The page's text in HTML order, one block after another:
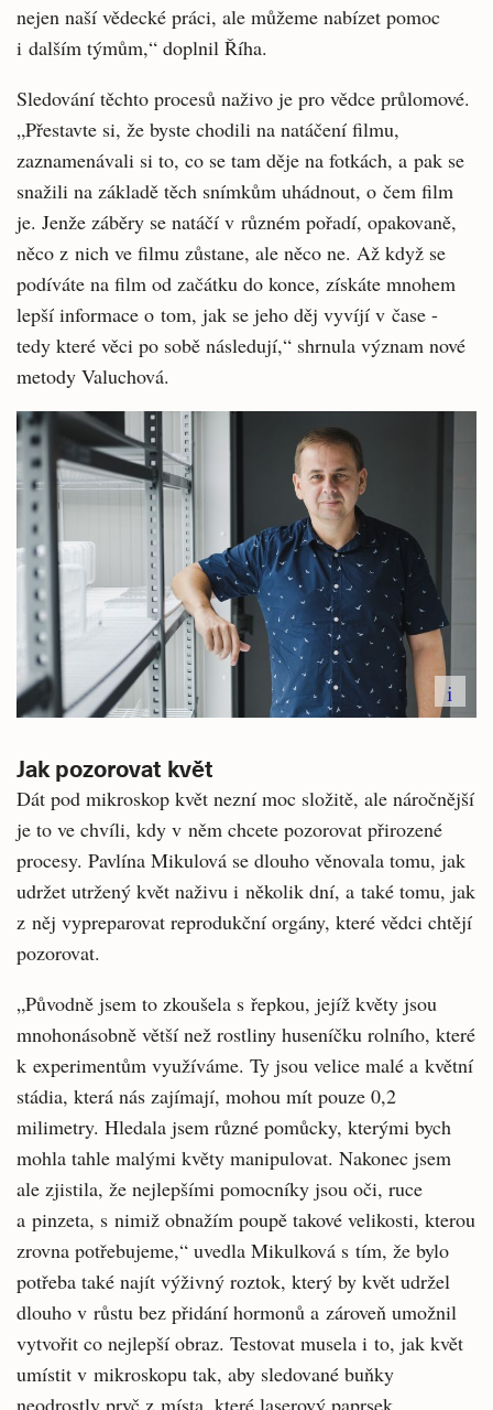
nejen naší vědecké práci, ale můžeme nabízet pomoc
i dalším týmům,“ doplnil Říha.
Sledování těchto procesů naživo je pro vědce průlomové.
„Přestavte si, že byste chodili na natáčení filmu,
zaznamenávali si to, co se tam děje na fotkách, a pak se
snažili na základě těch snímkům uhádnout, o čem film
je. Jenže záběry se natáčí v různém pořadí, opakovaně,
něco z nich ve filmu zůstane, ale něco ne. Až když se
podíváte na film od začátku do konce, získáte mnohem
lepší informace o tom, jak se jeho děj vyvíjí v čase -
tedy které věci po sobě následují,“ shrnula význam nové
metody Valuchová.
i
Jak pozorovat květ
Dát pod mikroskop květ nezní moc složitě, ale náročnější
je to ve chvíli, kdy v něm chcete pozorovat přirozené
procesy. Pavlína Mikulová se dlouho věnovala tomu, jak
udržet utržený květ naživu i několik dní, a také tomu, jak
z něj vypreparovat reprodukční orgány, které vědci chtějí
pozorovat.
„Původně jsem to zkoušela s řepkou, jejíž květy jsou
mnohonásobně větší než rostliny huseníčku rolního, které
k experimentům využíváme. Ty jsou velice malé a květní
stádia, která nás zajímají, mohou mít pouze 0,2
milimetry. Hledala jsem různé pomůcky, kterými bych
mohla tahle malými květy manipulovat. Nakonec jsem
ale zjistila, že nejlepšími pomocníky jsou oči, ruce
a pinzeta, s nimiž obnažím poupě takové velikosti, kterou
zrovna potřebujeme,“ uvedla Mikulková s tím, že bylo
potřeba také najít výživný roztok, který by květ udržel
dlouho v růstu bez přidání hormonů a zároveň umožnil
vytvořit co nejlepší obraz. Testovat musela i to, jak květ
umístit v mikroskopu tak, aby sledované buňky
neodrostly pryč z místa, které laserový paprsek